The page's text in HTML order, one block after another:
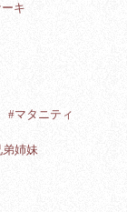
キ
#マタニティ
弟姉妹